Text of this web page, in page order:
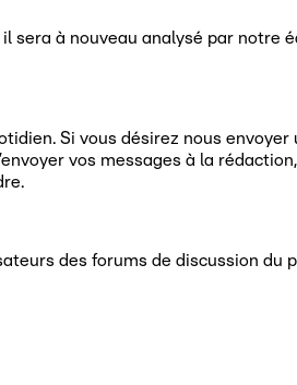
sera à nouveau analysé par notre
Si vous désirez nous envoyer
vos messages à la
des forums de discussion du